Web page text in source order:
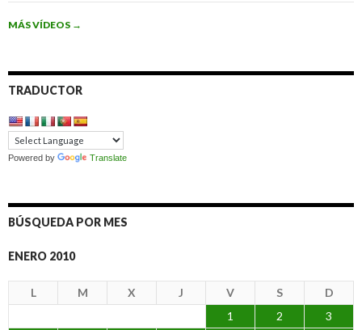
MÁS VÍDEOS →
TRADUCTOR
Powered by Translate
BÚSQUEDA POR MES
ENERO 2010
L M X J V S
D
1
2
3